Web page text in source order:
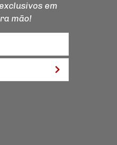
em
mão!